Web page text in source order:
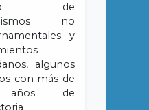
de
no
y
algunos
con más de
de